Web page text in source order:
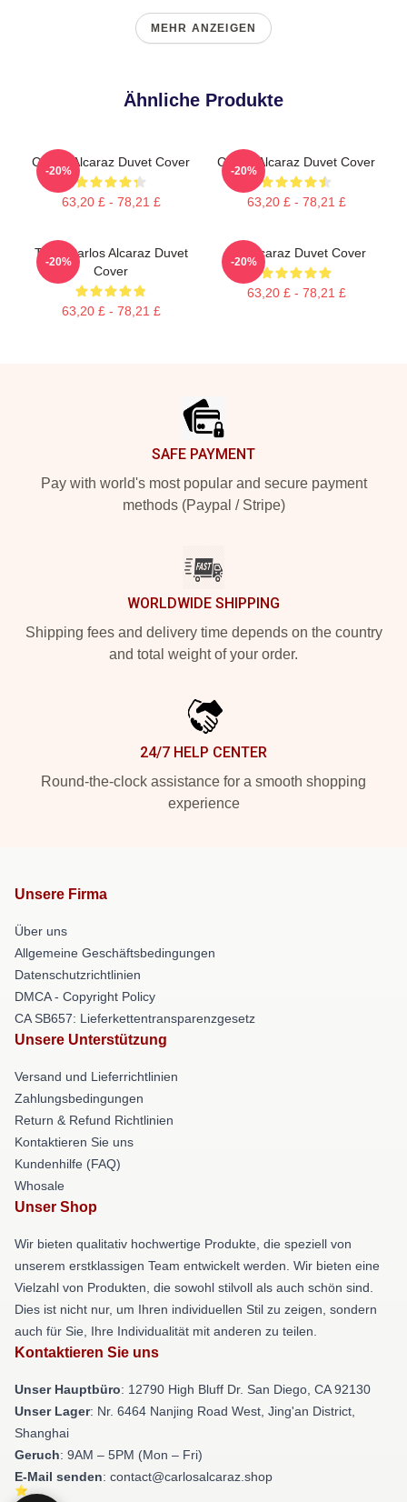
MEHR ANZEIGEN
Ähnliche Produkte
Carlos Alcaraz Duvet Cover
63,20 £ - 78,21 £
-20%
Carlos Alcaraz Duvet Cover
63,20 £ - 78,21 £
-20%
Tenis Carlos Alcaraz Duvet
Cover
63,20 £ - 78,21 £
-20%
Die Alcaraz Duvet Cover
63,20 £ - 78,21 £
-20%
SAFE PAYMENT
Pay with world's most popular and secure payment
methods (Paypal / Stripe)
WORLDWIDE SHIPPING
Shipping fees and delivery time depends on the country
and total weight of your order.
24/7 HELP CENTER
Round-the-clock assistance for a smooth shopping
experience
Unsere Firma
Über uns
Allgemeine Geschäftsbedingungen
Datenschutzrichtlinien
DMCA - Copyright Policy
CA SB657: Lieferkettentransparenzgesetz
Unsere Unterstützung
Versand und Lieferrichtlinien
Zahlungsbedingungen
Return & Refund Richtlinien
Kontaktieren Sie uns
Kundenhilfe (FAQ)
Whosale
Unser Shop
Wir bieten qualitativ hochwertige Produkte, die speziell von
unserem erstklassigen Team entwickelt werden. Wir bieten eine
Vielzahl von Produkten, die sowohl stilvoll als auch schön sind.
Dies ist nicht nur, um Ihren individuellen Stil zu zeigen, sondern
auch für Sie, Ihre Individualität mit anderen zu teilen.
Kontaktieren Sie uns
Unser Hauptbüro: 12790 High Bluff Dr. San Diego, CA 92130
Unser Lager: Nr. 6464 Nanjing Road West, Jing'an District,
Shanghai
Geruch: 9AM – 5PM (Mon – Fri)
E-Mail senden: contact@carlosalcaraz.shop